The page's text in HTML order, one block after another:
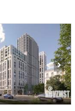
›